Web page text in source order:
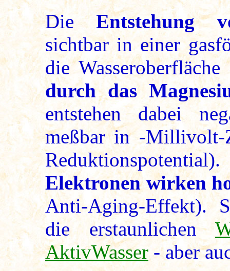
DieEntstehung
sichtbar in einer
die
durch das
entstehen dabei
meßbar in -Millivolt-
Elektronen wirken
Anti-Aging-Effekt).
die erstaunlichen
AktivWasser - aber